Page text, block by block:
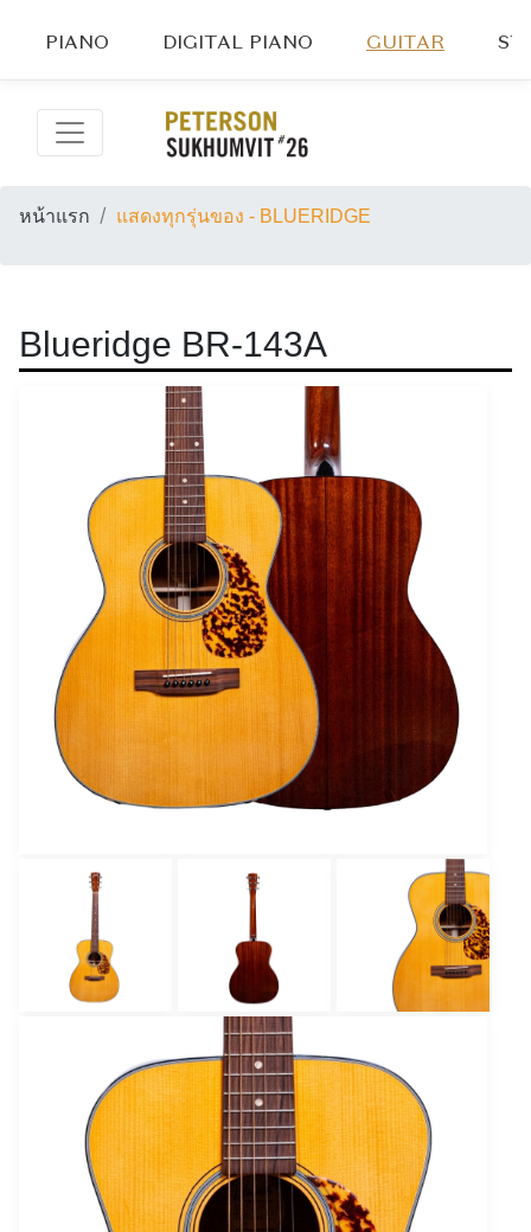
PIANO DIGITAL PIANO GUITAR
หน้าแรก แสดงทุกรุ่นของ - BLUERIDGE
Blueridge BR-143A